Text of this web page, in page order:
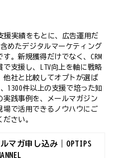
援実績をもとに、広告運用だ
めたデジタルマーケティング
。新規獲得だけでなく、CRM
支援し、LTV向上を軸に戦略
他社と比較してオプトが選ば
1300件以上の支援で培った知
実践事例を、メールマガジン
場で活用できるノウハウにご
さい。
マガ申し込み｜OPTIPS